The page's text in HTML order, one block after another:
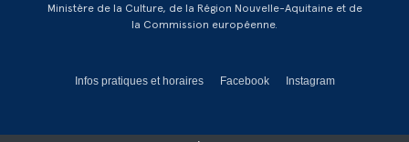
Ministère de la Culture, de la Région Nouvelle-Aquitaine et de
la Commission européenne.
Réseaux footer
Infos pratiques et horaires Facebook Instagram